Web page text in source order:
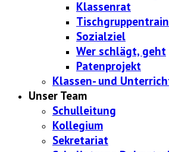
Klassenrat
Sozialziel
Wer schlägt, geht
Patenprojekt
Klassen- und
Unser Team
Schulleitung
Kollegium
Sekretariat